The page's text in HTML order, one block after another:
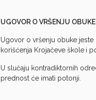
UGOVOR O VRŠENJU OBUKE
Ugovor o vršenju obuke
korišćenja Krojačeve škole i
U slučaju kontradiktornih
prednost će imati potonji.